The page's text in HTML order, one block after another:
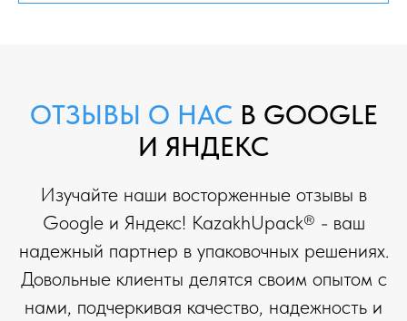
ОТЗЫВЫ О НАСВ GOOGLE
И ЯНДЕКС
Изучайте наши восторженные отзывы в
Google и Яндекс! KazakhUpack® - ваш
надежный партнер в упаковочных решениях.
Довольные клиенты делятся своим опытом с
нами, подчеркивая качество, надежность и